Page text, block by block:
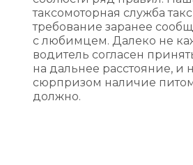
таксомоторная служба
требование заранее
с любимцем. Далеко не
водитель согласен
на дальнее расстояние, и
сюрпризом наличие
должно.